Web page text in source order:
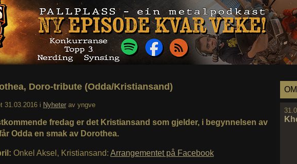
Doro-tribute (Odda/Kristiansand)
31.03.2016 i Nyheter av yngve
fredag er det Kristiansand som gjelder, i begynnelsen av
Odda en smak av Dorothea.
Onkel Aksel, Kristiansand: Arrangementet på Facebook